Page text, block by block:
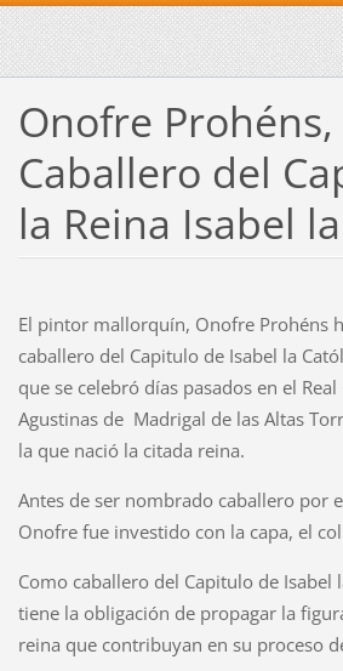
Onofre Prohéns,
Caballero del
la Reina Isabel
El pintor mallorquín, Onofre Prohéns
caballero del Capitulo de Isabel la
que se celebró días pasados en el
Agustinas de Madrigal de las Altas
la que nació la citada reina.
Antes de ser nombrado caballero por
Onofre fue investido con la capa, el
Como caballero del Capitulo de Isabel
tiene la obligación de propagar la
reina que contribuyan en su proceso